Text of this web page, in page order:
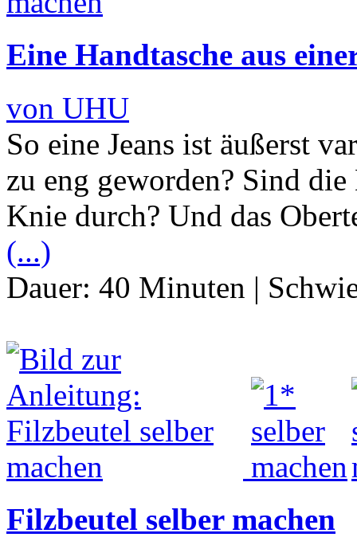
Eine Handtasche aus
von UHU
So eine Jeans ist äußerst
zu eng geworden? Sind
Knie durch? Und das
(...)
Dauer: 40 Minuten |
Filzbeutel selber machen